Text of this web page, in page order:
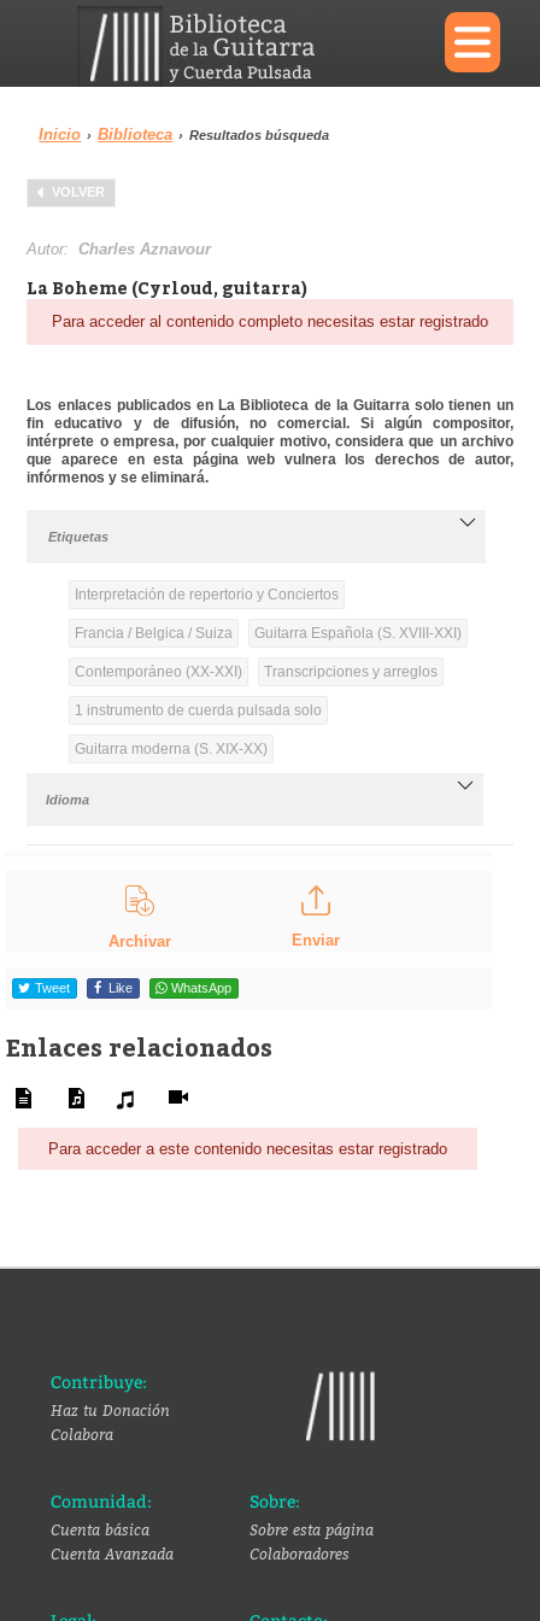
×
Menu
Biblioteca
Inicio › Biblioteca › Resultados búsqueda
VOLVER
Autor:Charles Aznavour
La Boheme (Cyrloud, guitarra)
Para acceder al contenido completo necesitas estar registrado
Los enlaces publicados en La Biblioteca de la Guitarra solo tienen un
fin educativo y de difusión, no comercial. Si algún compositor,
intérprete o empresa, por cualquier motivo, considera que un archivo
que aparece en esta página web vulnera los derechos de autor,
infórmenos y se eliminará.
Etiquetas
Interpretación de repertorio y Conciertos
Francia / Belgica / Suiza Guitarra Española (S. XVIII-XXI)
Contemporáneo (XX-XXI) Transcripciones y arreglos
1 instrumento de cuerda pulsada solo
Guitarra moderna (S. XIX-XX)
Idioma
Archivar Enviar
Tweet Like WhatsApp
Enlaces relacionados
Para acceder a este contenido necesitas estar registrado
Contribuye:
Haz tu Donación
Colabora
Comunidad:
Cuenta básica
Cuenta Avanzada
Sobre:
Sobre esta página
Colaboradores